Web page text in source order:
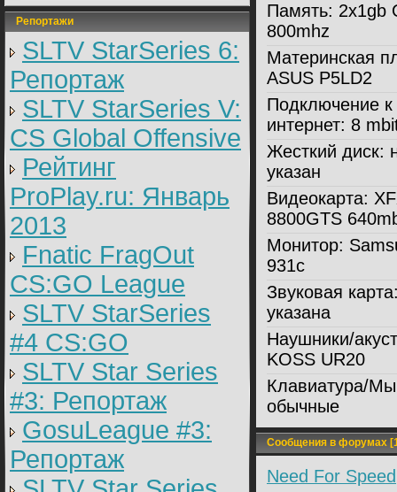
Репортажи
SLTV StarSeries 6:
Репортаж
SLTV StarSeries V:
CS Global Offensive
Рейтинг
ProPlay.ru: Январь
2013
Fnatic FragOut
CS:GO League
SLTV StarSeries
#4 CS:GO
SLTV Star Series
#3: Репортаж
GosuLeague #3:
Репортаж
Память: 2x1gb
800mhz
Материнская
ASUS P5LD2
Подключение к
интернет: 8
Жесткий диск:
указан
Видеокарта:
8800GTS
Монитор:
931c
Звуковая
указана
Наушники/
KOSS UR20
Клавиатура/
обычные
Сообщения в форумах
Need For Speed